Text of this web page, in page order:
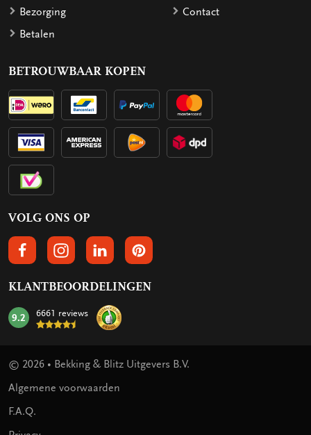
Bezorging
Betalen
Contact
BETROUWBAAR KOPEN
VOLG ONS OP
VOLGS ONS OP FACEBOOK
VOLG ONS OP INSTAGRAM
VOLG ONS OP LINKEDIN
VOLG ONS OP PINTEREST
KLANTBEOORDELINGEN
mark:
9.2 6661 reviews
© 2026 • Bekking & Blitz Uitgevers B.V.
Algemene voorwaarden
F.A.Q.